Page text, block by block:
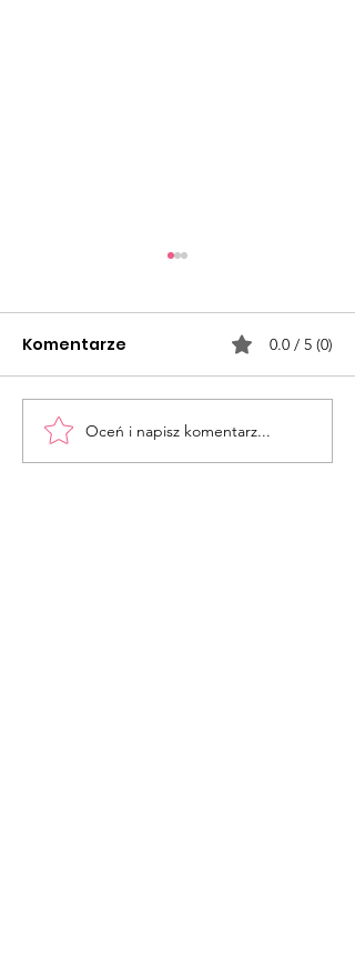
Pure Essence
Komentarze 0.0 / 5 (0)
Oceń i napisz komentarz...